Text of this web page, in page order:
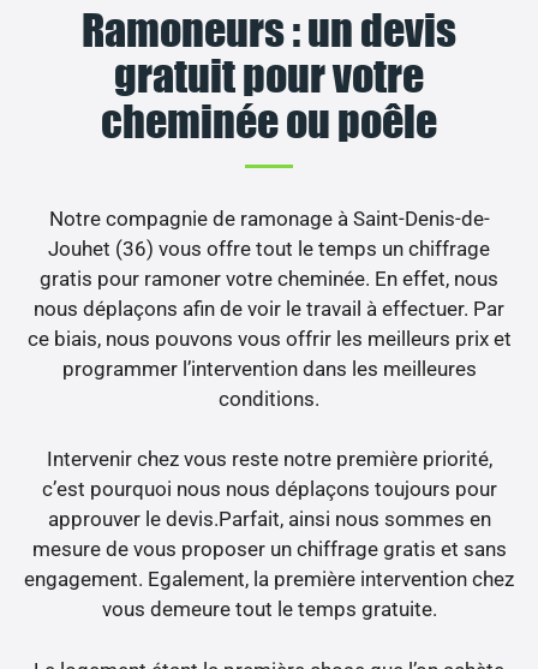
Ramoneurs : un devis
gratuit pour votre
cheminée ou poêle
Notre compagnie de ramonage à Saint-Denis-de-
Jouhet (36) vous offre tout le temps un chiffrage
gratis pour ramoner votre cheminée. En effet, nous
nous déplaçons afin de voir le travail à effectuer. Par
ce biais, nous pouvons vous offrir les meilleurs prix et
programmer l’intervention dans les meilleures
conditions.
Intervenir chez vous reste notre première priorité,
c’est pourquoi nous nous déplaçons toujours pour
approuver le devis.Parfait, ainsi nous sommes en
mesure de vous proposer un chiffrage gratis et sans
engagement. Egalement, la première intervention chez
vous demeure tout le temps gratuite.